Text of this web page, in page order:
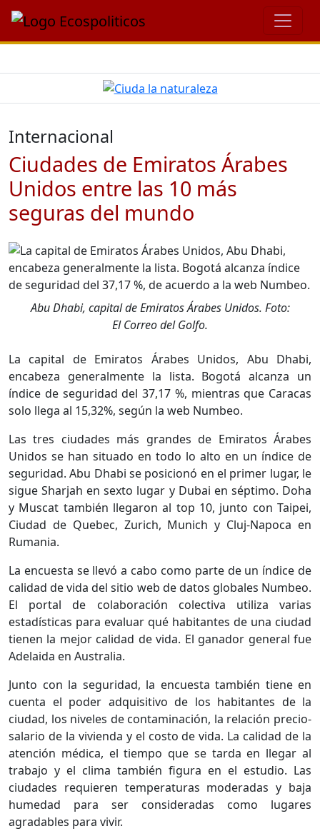
Internacional
Ciudades de Emiratos Árabes
Unidos entre las 10 más
seguras del mundo
Abu Dhabi, capital de Emiratos Árabes Unidos. Foto:
El Correo del Golfo.
La capital de Emiratos Árabes Unidos, Abu Dhabi,
encabeza generalmente la lista. Bogotá alcanza un
índice de seguridad del 37,17 %, mientras que Caracas
solo llega al 15,32%, según la web Numbeo.
Las tres ciudades más grandes de Emiratos Árabes
Unidos se han situado en todo lo alto en un índice de
seguridad. Abu Dhabi se posicionó en el primer lugar, le
sigue Sharjah en sexto lugar y Dubai en séptimo. Doha
y Muscat también llegaron al top 10, junto con Taipei,
Ciudad de Quebec, Zurich, Munich y Cluj-Napoca en
Rumania.
La encuesta se llevó a cabo como parte de un índice de
calidad de vida del sitio web de datos globales Numbeo.
El portal de colaboración colectiva utiliza varias
estadísticas para evaluar qué habitantes de una ciudad
tienen la mejor calidad de vida. El ganador general fue
Adelaida en Australia.
Junto con la seguridad, la encuesta también tiene en
cuenta el poder adquisitivo de los habitantes de la
ciudad, los niveles de contaminación, la relación precio-
salario de la vivienda y el costo de vida. La calidad de la
atención médica, el tiempo que se tarda en llegar al
trabajo y el clima también figura en el estudio. Las
ciudades requieren temperaturas moderadas y baja
humedad para ser consideradas como lugares
agradables para vivir.